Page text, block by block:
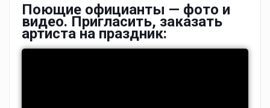
Поющие официанты — фото и
видео. Пригласить, заказать
артиста на праздник: